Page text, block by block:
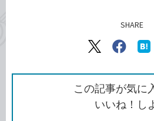
SHARE
X（旧
で
シ
ェ
ア
シ
ェ
ア
この記事が気に
いいね！し